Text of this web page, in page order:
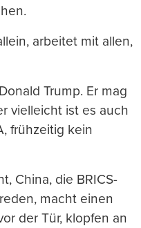
arbeitet mit allen,
Trump. Er mag
vielleicht ist es auch
frühzeitig kein
China, die BRICS-
macht einen
der Tür, klopfen an